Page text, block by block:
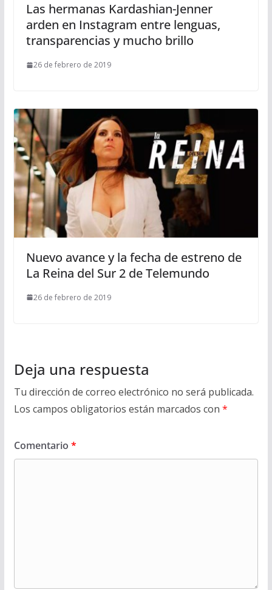
Las hermanas Kardashian-Jenner
arden en Instagram entre lenguas,
transparencias y mucho brillo
26 de febrero de 2019
Nuevo avance y la fecha de estreno de
La Reina del Sur 2 de Telemundo
26 de febrero de 2019
Deja una respuesta
Tu dirección de correo electrónico no será publicada.
Los campos obligatorios están marcados con *
Comentario *